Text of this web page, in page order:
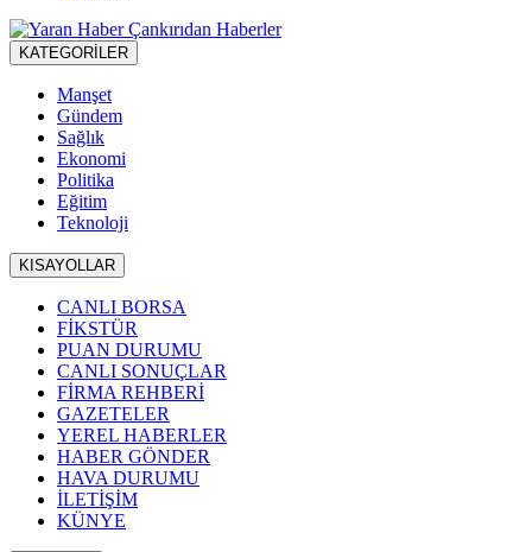
KATEGORİLER
Manşet
Gündem
Sağlık
Ekonomi
Politika
Eğitim
Teknoloji
KISAYOLLAR
CANLI BORSA
FİKSTÜR
PUAN DURUMU
CANLI SONUÇLAR
FİRMA REHBERİ
GAZETELER
YEREL HABERLER
HABER GÖNDER
HAVA DURUMU
İLETİŞİM
KÜNYE